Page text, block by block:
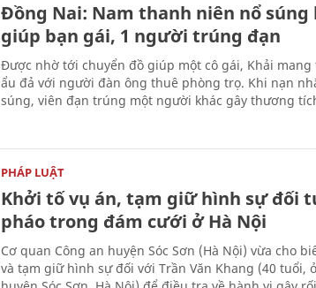
Đồng Nai: Nam thanh niên nổ súng
giúp bạn gái, 1 người trúng đạn
Được nhờ tới chuyển đồ giúp một cô gái, Khải mang
ẩu đả với người đàn ông thuê phòng trọ. Khi nạn
súng, viên đạn trúng một người khác gây thương
PHÁP LUẬT
Khởi tố vụ án, tạm giữ hình sự đối
pháo trong đám cưới ở Hà Nội
Cơ quan Công an huyện Sóc Sơn (Hà Nội) vừa cho
và tạm giữ hình sự đối với Trần Văn Khang (40 tuổi,